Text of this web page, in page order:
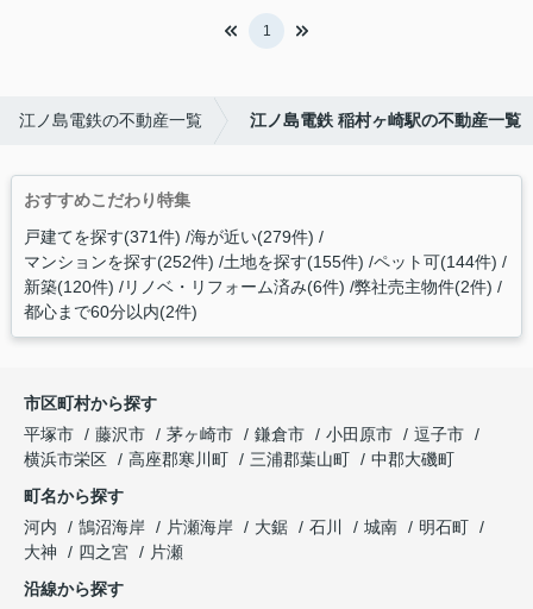
1
江ノ島電鉄の不動産一覧 江ノ島電鉄 稲村ヶ崎駅の不動産一覧
おすすめこだわり特集
戸建てを探す(371件) 海が近い(279件)
マンションを探す(252件) 土地を探す(155件) ペット可(144件)
新築(120件) リノベ・リフォーム済み(6件) 弊社売主物件(2件)
都心まで60分以内(2件)
市区町村から探す
平塚市
藤沢市 茅ヶ崎市 鎌倉市 小田原市
逗子市
横浜市栄区
高座郡寒川町 三浦郡葉山町
中郡大磯町
町名から探す
河内
鵠沼海岸 片瀬海岸 大鋸 石川 城南
明石町
大神
四之宮
片瀬
沿線から探す